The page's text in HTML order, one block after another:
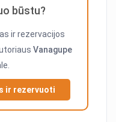
būstu?
ir rezervacijos
Vanagupe
ir rezervuoti